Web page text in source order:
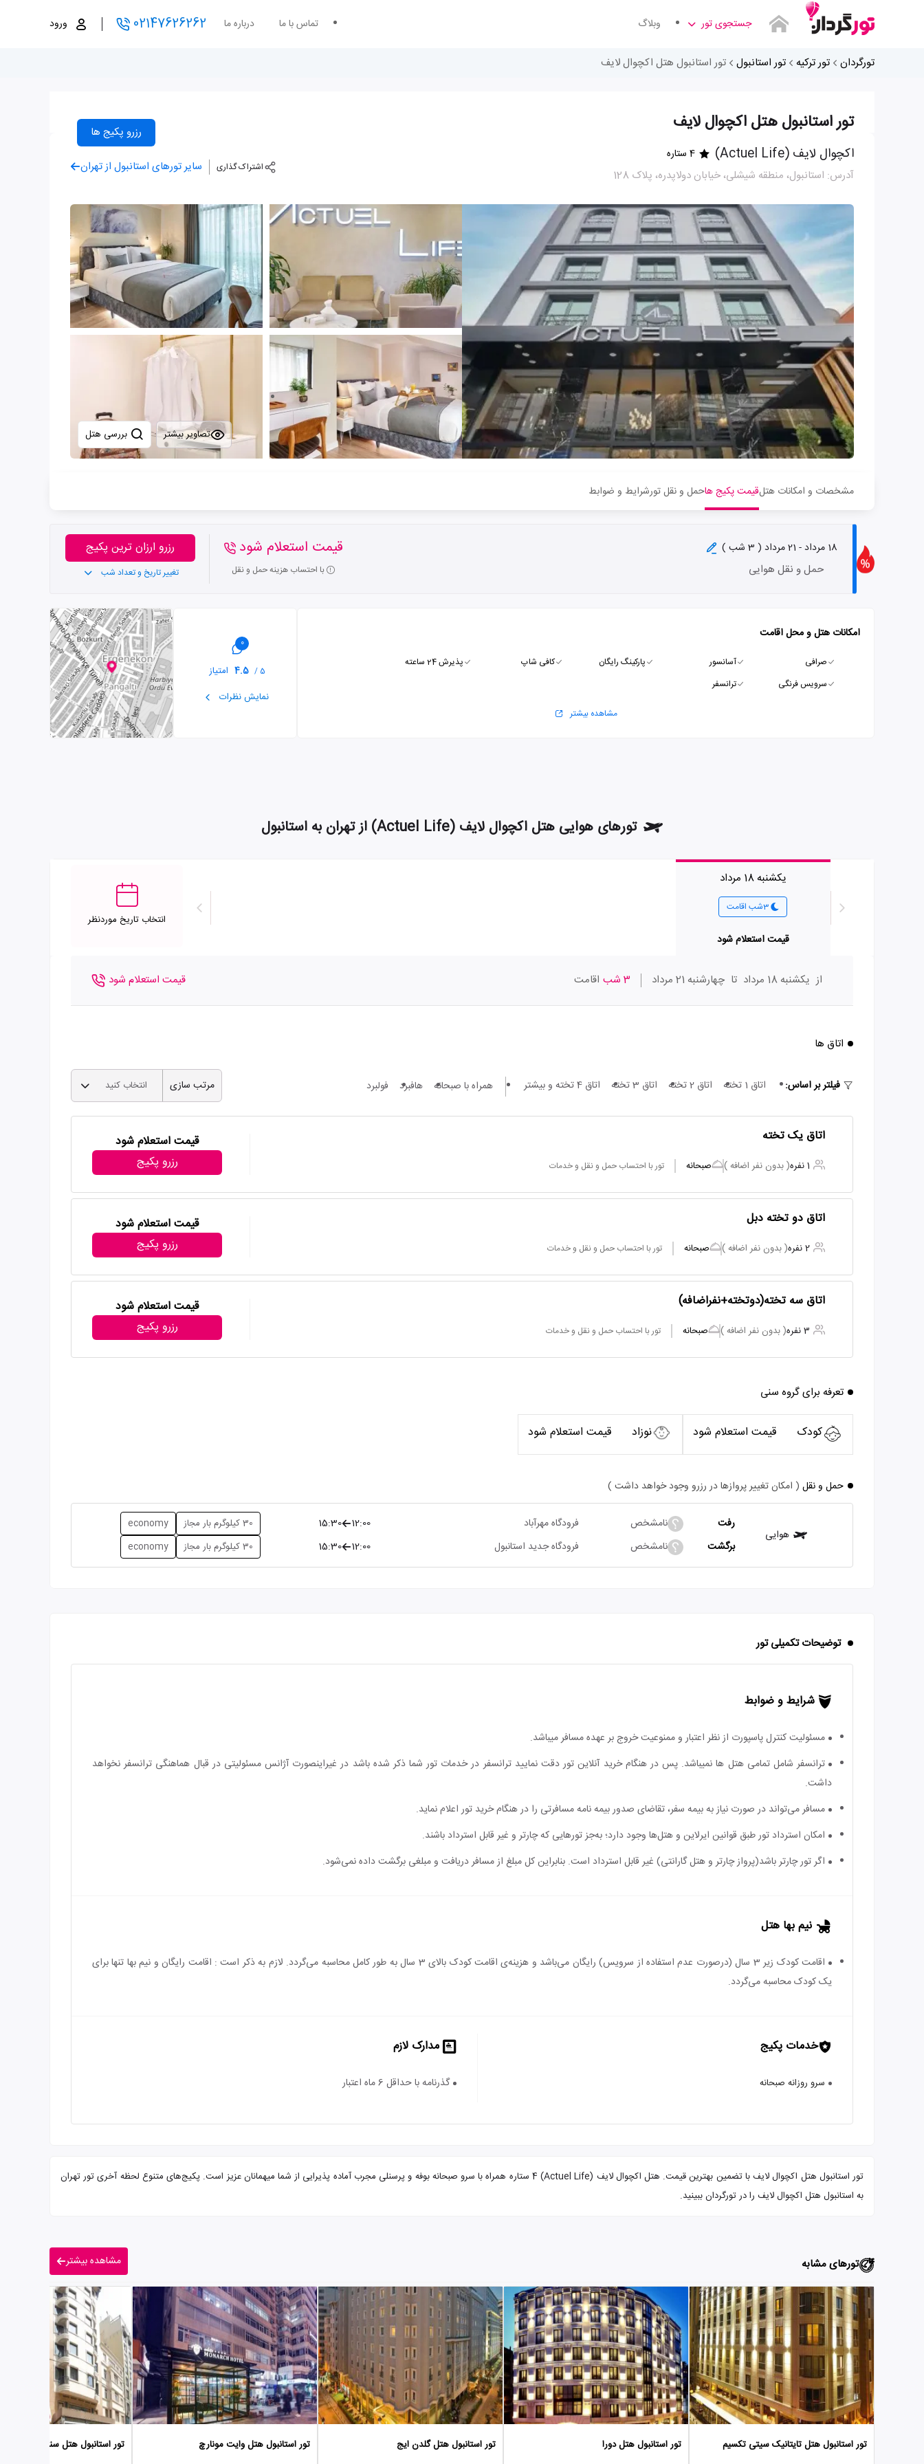
جستجوی تور وبلاگ تماس با ما درباره ما 02147626262 ورود
تورگردان تور ترکیه تور استانبول تور استانبول هتل اکچوال لایف
تور استانبول هتل اکچوال لایف رزرو پکیج ها
اکچوال لایف (Actuel Life) 4 ستاره
آدرس: استانبول، منطقه شیشلی، خیابان دولاپدره، پلاک 128
اشتراک گذاری سایر تورهای استانبول از تهران
تصاویر بیشتر
مشخصات و امکانات هتلقیمت پکیج هاحمل و نقل تورشرایط و ضوابط
18 مرداد - 21 مرداد ( 3 شب )
حمل و نقل هوایی
قیمت استعلام شود
با احتساب هزینه حمل و نقل
رزرو ارزان ترین پکیج
تغییر تاریخ و تعداد شب
امکانات هتل و محل اقامت
صرافی آسانسور پارکینگ رایگان کافی شاپ
پذیرش 24 ساعته
سرویس فرنگی
ترانسفر
مشاهده بیشتر
0
5 /
4.5 امتیاز
نمایش نظرات
تورهای هوایی هتل اکچوال لایف (Actuel Life) از تهران به استانبول
یکشنبه 18 مرداد
3شب اقامت
قیمت استعلام شود
انتخاب تاریخ موردنظر
از یکشنبه 18 مرداد تا چهارشنبه 21 مرداد 3 شب اقامت قیمت استعلام شود
اتاق ها
فیلتر بر اساس: اتاق 1 تخته اتاق 2 تخته اتاق 3 تخته اتاق 4 تخته و بیشتر همراه با صبحانه هافبرد فولبرد مرتب سازی انتخاب کنید
اتاق یک تخته
1 نفره ( بدون نفر اضافه ) صبحانه تور با احتساب حمل و نقل و خدمات
قیمت استعلام شود
رزرو پکیج
اتاق دو تخته دبل
2 نفره ( بدون نفر اضافه ) صبحانه تور با احتساب حمل و نقل و خدمات
قیمت استعلام شود
رزرو پکیج
اتاق سه تخته(دوتخته+نفراضافه)
3 نفره ( بدون نفر اضافه ) صبحانه تور با احتساب حمل و نقل و خدمات
قیمت استعلام شود
رزرو پکیج
تعرفه برای گروه سنی
کودک قیمت استعلام شود نوزاد قیمت استعلام شود
حمل و نقل ( امکان تغییر پروازها در رزرو وجود خواهد داشت )
هوایی
رفت نامشخص فرودگاه مهرآباد 12:00
15:30 30 کیلوگرم بار مجاز economy
برگشت نامشخص فرودگاه جدید استانبول 12:00
15:30 30 کیلوگرم بار مجاز economy
توضیحات تکمیلی تور
شرایط و ضوابط
مسئولیت کنترل پاسپورت از نظر اعتبار و ممنوعیت خروج بر عهده مسافر میباشد.
ترانسفر شامل تمامی هتل ها نمیباشد. پس در هنگام خرید آنلاین تور دقت نمایید ترانسفر در خدمات تور شما ذکر شده باشد در غیراینصورت آژانس مسئولیتی در قبال هماهنگی ترانسفر نخواهد
داشت.
مسافر می‌تواند در صورت نیاز به بیمه سفر، تقاضای صدور بیمه نامه مسافرتی را در هنگام خرید تور اعلام نماید.
امکان استرداد تور طبق قوانین ایرلاین و هتل‌ها وجود دارد؛ به‌جز تورهایی که چارتر و غیر قابل استرداد باشند.
اگر تور چارتر باشد(پرواز چارتر و هتل گارانتی) غیر قابل استرداد است. بنابراین کل مبلغ از مسافر دریافت و مبلغی برگشت داده نمی‌شود.
نیم بها هتل
اقامت کودک زیر 3 سال (درصورت عدم استفاده از سرویس) رایگان می‌باشد و هزینه‌ی اقامت کودک بالای 3 سال به طور کامل محاسبه می‌گردد. لازم به ذکر است : اقامت رایگان و نیم بها تنها برای
یک کودک محاسبه می‌گردد.
خدمات پکیج
سرو روزانه صبحانه
مدارک لازم
گذرنامه با حداقل 6 ماه اعتبار
تور استانبول هتل اکچوال لایف با تضمین بهترین قیمت. هتل اکچوال لایف (Actuel Life) 4 ستاره همراه با سرو صبحانه بوفه و پرسنلی مجرب آماده پذیرایی از شما میهمانان عزیز است. پکیج‌های متنوع لحظه آخری تور تهران
به استانبول هتل اکچوال لایف را در تورگردان ببینید.
تورهای مشابه مشاهده بیشتر
تور استانبول هتل تایتانیک سیتی تکسیم تور استانبول هتل دورا تور استانبول هتل گلدن ایج تور استانبول هتل وایت مونارچ تور استانبول هتل سنترال پالاس